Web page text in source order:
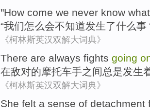
"How come we never know what
“我们怎么会不知道发生了什么事
《柯林斯英汉双解大词典》
There are always fights going
在敌对的摩托车手之间总是发生
《柯林斯英汉双解大词典》
She felt a sense of detachment